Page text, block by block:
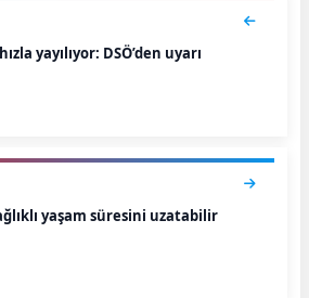
yayılıyor: DSÖ’den uyarı
yaşam süresini uzatabilir